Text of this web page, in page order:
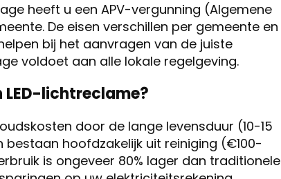
heeft u een APV-vergunning (Algemene
De eisen verschillen per gemeente en
bij het aanvragen van de juiste
voldoet aan alle lokale regelgeving.
lichtreclame?
door de lange levensduur (10-15
hoofdzakelijk uit reiniging (€100-
is ongeveer 80% lager dan traditionele